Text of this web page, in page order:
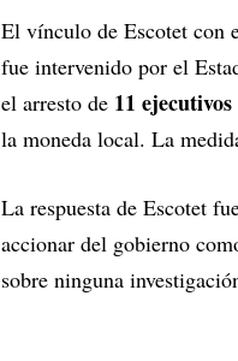
El vínculo de Escotet con
fue intervenido por el
el arresto de 11 ejecutivos
la moneda local. La
La respuesta de Escotet
accionar del gobierno
sobre ninguna